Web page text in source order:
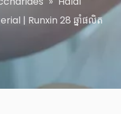
| Runxin 28 ឆ្នាំផលិត